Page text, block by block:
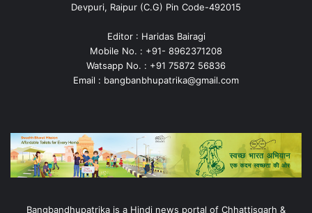
Devpuri, Raipur (C.G) Pin Code-492015
Editor : Haridas Bairagi
Mobile No. : +91- 8962371208
Watsapp No. : +91 75872 56836
Email : bangbanbhupatrika@gmail.com
Bangbandhupatrika is a Hindi news portal of Chhattisgarh &